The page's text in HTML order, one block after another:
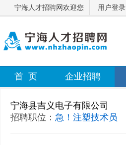
宁海人才招聘网欢迎您 用户登录
首 页 企业招聘
宁海县吉义电子有限公司
招聘职位： 急！注塑技术员